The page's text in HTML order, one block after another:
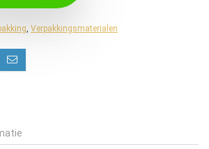
, Verpakkingsmaterialen